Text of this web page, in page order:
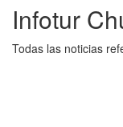
Infotur
Todas las noticias